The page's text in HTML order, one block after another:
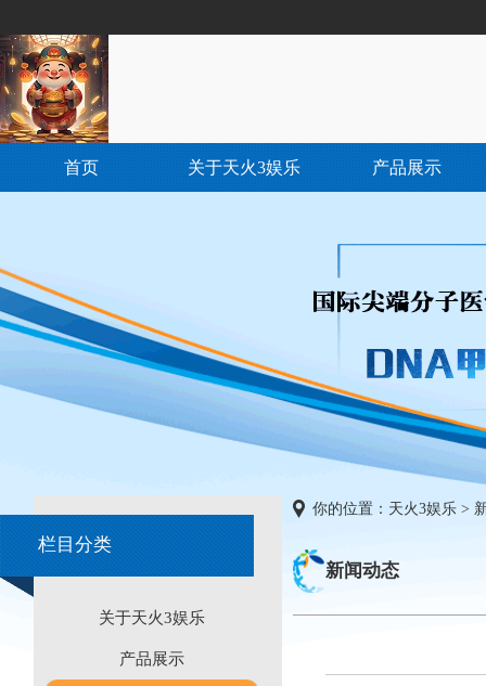
首页 关于天火3娱乐 产品展示
栏目分类
关于天火3娱乐
产品展示
你的位置： 天火3娱乐 >
新闻动态